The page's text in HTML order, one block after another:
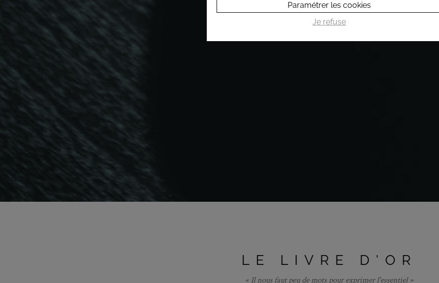
LE LIVRE D'OR
« Il nous faut peu de mots pour exprimer l'essentiel »
Paramétrer les cookies
Je refuse